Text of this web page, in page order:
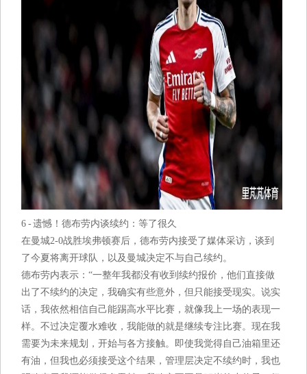
6 - 遗憾！德布劳内谈续约：等了很久
在曼城2-0战胜埃弗顿赛后，德布劳内接受了媒体采访，谈到
了今夏将离开球队，以及曼城决定不与自己续约。
德布劳内表示：“一整年我都没有收到续约报价，他们直接做
出了不续约的决定，我确实有些意外，但只能接受现实。说实
话，我依然相信自己能踢高水平比赛，就像我上一场的表现一
样。不过决定覆水难收，我能做的就是继续专注比赛。现在我
需要为未来规划，开始与各方接触。即使我觉得自己油箱里还
有油，但我也必须接受这个结果，管理层决定不续约时，我也